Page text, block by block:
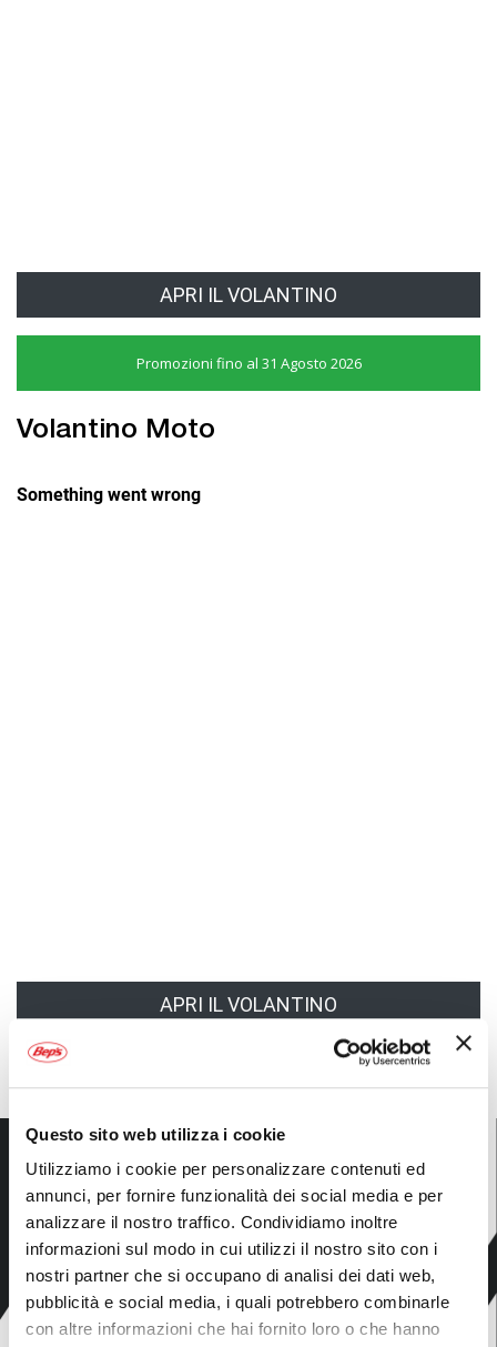
Questo sito web utilizza i cookie
Utilizziamo i cookie per personalizzare contenuti ed
annunci, per fornire funzionalità dei social media e per
analizzare il nostro traffico. Condividiamo inoltre
informazioni sul modo in cui utilizzi il nostro sito con i
nostri partner che si occupano di analisi dei dati web,
pubblicità e social media, i quali potrebbero combinarle
con altre informazioni che hai fornito loro o che hanno
APRI IL VOLANTINO
Promozioni fino al 31 Agosto 2026
Volantino Moto
APRI IL VOLANTINO